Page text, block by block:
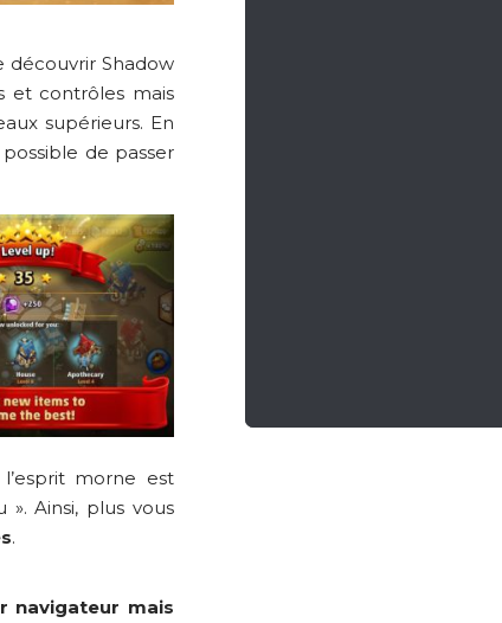
Shadow
et contrôles mais
supérieurs. En
de passer
morne est
Ainsi, plus vous
.
navigateur mais